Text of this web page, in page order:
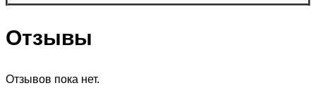
Отзывы
Отзывов пока нет.